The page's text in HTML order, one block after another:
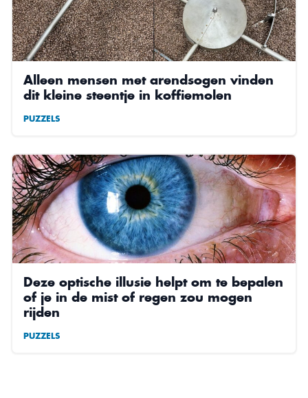
Alleen mensen met arendsogen vinden
dit kleine steentje in koffiemolen
PUZZELS
Deze optische illusie helpt om te bepalen
of je in de mist of regen zou mogen
rijden
PUZZELS